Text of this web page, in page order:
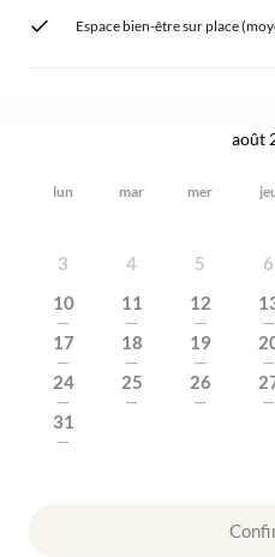
Espace bien-être sur place
août
lun mar mer
3
4 5 6
10
---
11
---
12
--- ---
17
---
18
---
19
--- ---
24
---
25
---
26
--- ---
31
---